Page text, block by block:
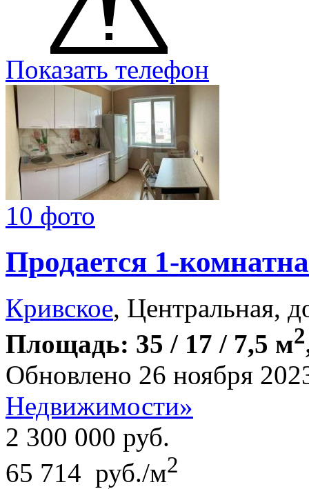
Показать телефон
10 фото
Продается 1-
Кривское, Центральная,
Площадь: 35 / 17 / 7,5 м2
Обновлено 26 ноября
Недвижимости»
2 300 000 руб.
65 714 руб./м2